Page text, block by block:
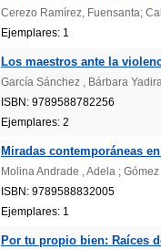
Cerezo Ramírez, Fuensanta;
Ejemplares: 1
Los maestros ante la
García Sánchez , Bárbara
ISBN: 9789588782256
Ejemplares: 2
Miradas contemporáneas
Molina Andrade , Adela ;
ISBN: 9789588832005
Ejemplares: 1
Por tu propio bien: Raíces